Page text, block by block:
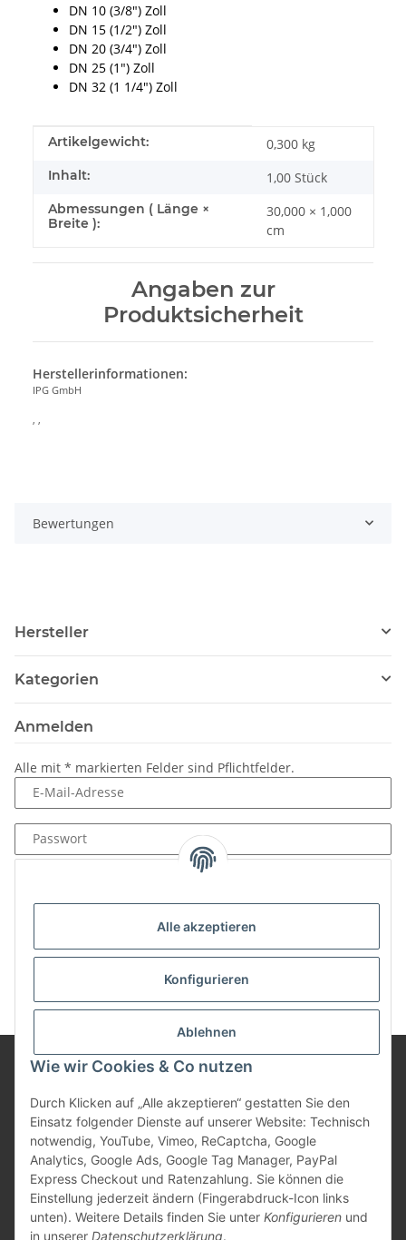
Alle akzeptieren
Konfigurieren
Ablehnen
Wie wir Cookies & Co nutzen
Durch Klicken auf „Alle akzeptieren“ gestatten Sie den
Einsatz folgender Dienste auf unserer Website: Technisch
notwendig, YouTube, Vimeo, ReCaptcha, Google
Analytics, Google Ads, Google Tag Manager, PayPal
Express Checkout und Ratenzahlung. Sie können die
Einstellung jederzeit ändern (Fingerabdruck-Icon links
unten). Weitere Details finden Sie unter Konfigurieren und
in unserer Datenschutzerklärung.
DN 10 (3/8") Zoll
DN 15 (1/2") Zoll
DN 20 (3/4") Zoll
DN 25 (1") Zoll
DN 32 (1 1/4") Zoll
Produkteigenschaft
Wert
Artikelgewicht: 0,300 kg
Inhalt: 1,00 Stück
Abmessungen ( Länge ×
Breite ):
30,000 × 1,000
cm
Angaben zur
Produktsicherheit
Herstellerinformationen:
IPG GmbH
Bewertungen
Hersteller
Kategorien
Anmelden
Alle mit * markierten Felder sind Pflichtfelder.
E-Mail-Adresse
Passwort
Neu hier?Jetzt registrieren!
Informationen
Gesetzliche Informationen
Vertrag widerrufen